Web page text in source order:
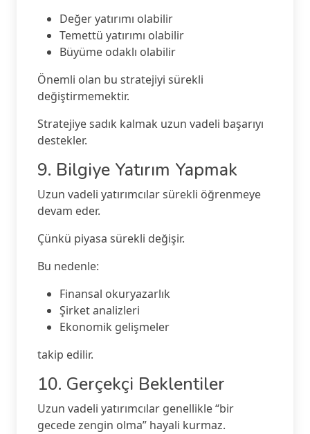
Değer yatırımı olabilir
Temettü yatırımı olabilir
Büyüme odaklı olabilir
Önemli olan bu stratejiyi sürekli
değiştirmemektir.
Stratejiye sadık kalmak uzun vadeli başarıyı
destekler.
9. Bilgiye Yatırım Yapmak
Uzun vadeli yatırımcılar sürekli öğrenmeye
devam eder.
Çünkü piyasa sürekli değişir.
Bu nedenle:
Finansal okuryazarlık
Şirket analizleri
Ekonomik gelişmeler
takip edilir.
10. Gerçekçi Beklentiler
Uzun vadeli yatırımcılar genellikle “bir
gecede zengin olma” hayali kurmaz.